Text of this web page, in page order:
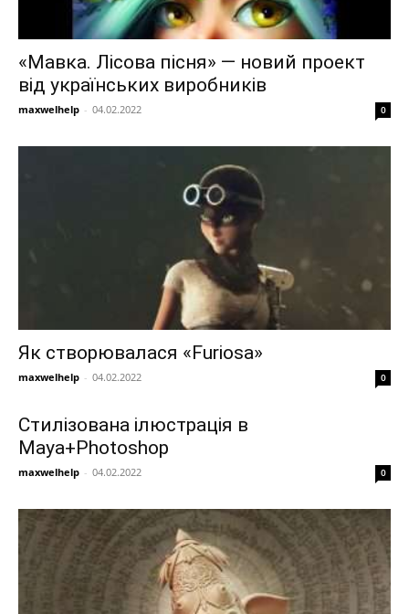
«Мавка. Лісова пісня» — новий проект
від українських виробників
maxwelhelp - 04.02.2022 0
Як створювалася «Furiosa»
maxwelhelp - 04.02.2022 0
Стилізована ілюстрація в
Maya+Photoshop
maxwelhelp - 04.02.2022 0